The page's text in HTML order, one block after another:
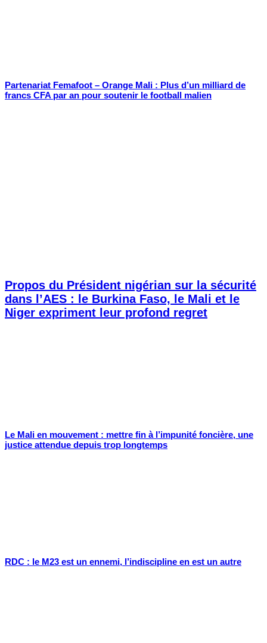
Partenariat Femafoot – Orange Mali : Plus d’un milliard de
francs CFA par an pour soutenir le football malien
Propos du Président nigérian sur la sécurité
dans l’AES : le Burkina Faso, le Mali et le
Niger expriment leur profond regret
Le Mali en mouvement : mettre fin à l’impunité foncière, une
justice attendue depuis trop longtemps
RDC : le M23 est un ennemi, l’indiscipline en est un autre